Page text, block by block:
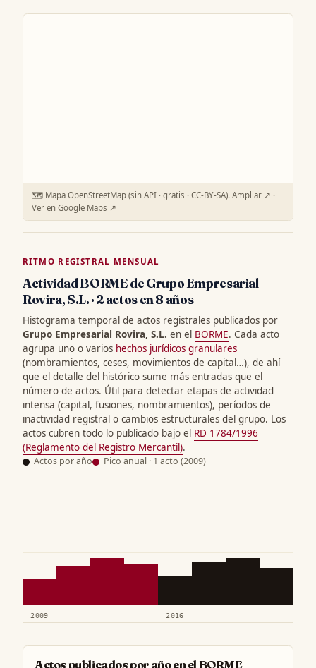
🗺️ Mapa OpenStreetMap (sin API · gratis · CC-BY-SA). Ampliar ↗ ·
Ver en Google Maps ↗
RITMO REGISTRAL MENSUAL
Actividad BORME de Grupo Empresarial
Rovira, S.L. · 2 actos en 8 años
Histograma temporal de actos registrales publicados por
Grupo Empresarial Rovira, S.L. en el BORME. Cada acto
agrupa uno o varios hechos jurídicos granulares
(nombramientos, ceses, movimientos de capital…), de ahí
que el detalle del histórico sume más entradas que el
número de actos. Útil para detectar etapas de actividad
intensa (capital, fusiones, nombramientos), períodos de
inactividad registral o cambios estructurales del grupo. Los
actos cubren todo lo publicado bajo el RD 1784/1996
(Reglamento del Registro Mercantil).
Actos por año Pico anual · 1 acto (2009)
2009 2016
Actos publicados por año en el BORME